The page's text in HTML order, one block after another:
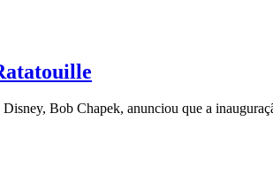
Bob Chapek, anunciou que a